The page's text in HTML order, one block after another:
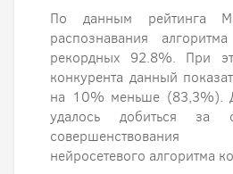
По данным рейтинга
распознавания
рекордных 92.8%. При
конкурента данный
на 10% меньше (83,3%).
удалось добиться за
нейросетевого алгоритма